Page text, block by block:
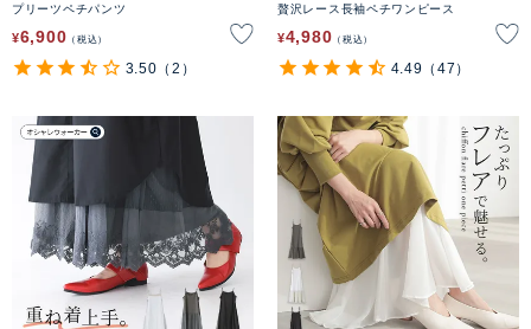
プリーツペチパンツ
¥6,900 税込
3.50 （2）
贅沢レース長袖ペチワンピース
¥4,980 税込
4.49 （47）